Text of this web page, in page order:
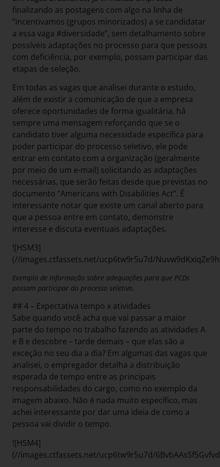
finalizando as postagens com algo na linha de
“incentivamos (grupos minorizados) a se candidatar
a essa vaga #diversidade”, sem detalhamento sobre
possíveis adaptações no processo para que pessoas
com deficiência, por exemplo, possam participar das
etapas de seleção.
Em todas as vagas que analisei durante o estudo,
além de existir a comunicação de que a empresa
oferece oportunidades de forma igualitária, há
sempre uma mensagem reforçando que se o
candidato tiver alguma necessidade específica para
poder participar do processo seletivo, ele pode
entrar em contato com a organização (geralmente
por meio de um e-mail) solicitando as adaptações
necessárias, que serão feitas desde que previstas no
documento “Americans with Disabilities Act”. É
interessante notar que existe um canal aberto para
que a pessoa entre em contato, demonstre
interesse e discuta eventuais adaptações.
![HSM3]
(//images.ctfassets.net/ucp6tw9r5u7d/
Exemplo de informação sobre adequações para que PCDs
possam participar do processo seletivo.
## 4 – Expectativa tempo x atividades
Sabe quando você acha que vai passar a maior
parte do tempo no trabalho fazendo as atividades A
e B e descobre – tarde demais – que elas são a
exceção no seu dia a dia? Em algumas das vagas que
analisei, o empregador detalha a distribuição
esperada de tempo entre as principais
responsabilidades do cargo, como no exemplo da
imagem abaixo. Não é nada muito específico, mas
achei interessante por dar uma ideia de como a
pessoa vai dividir o tempo.
![HSM4]
(//images.ctfassets.net/ucp6tw9r5u7d/